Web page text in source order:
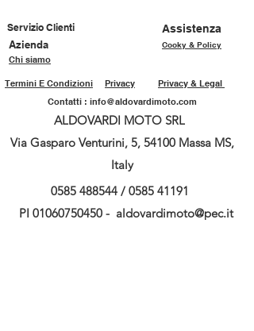
Servizio Clienti
Assistenza
Azienda
Cooky & Policy
Chi siamo
Privacy & Legal
Privacy
Termini E Condizioni
Contatti : info@aldovardimoto.com
ALDOVARDI MOTO SRL
Via Gasparo Venturini, 5, 54100 Massa MS,
Italy
0585 488544 / 0585 41191
PI 01060750450 - aldovardimoto@pec.it